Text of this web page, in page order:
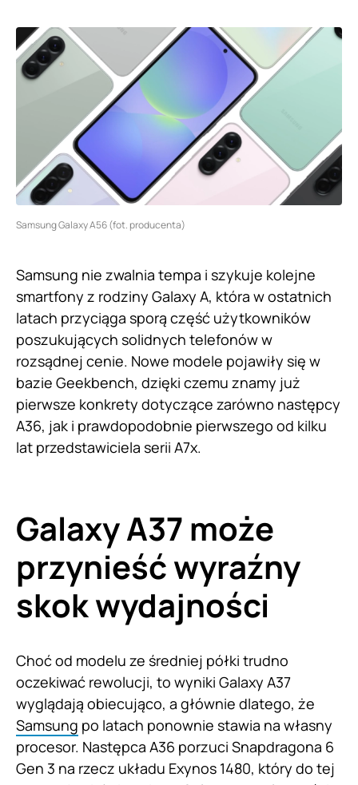
Samsung Galaxy A56 (fot. producenta)
Samsung nie zwalnia tempa i szykuje kolejne
smartfony z rodziny Galaxy A, która w ostatnich
latach przyciąga sporą część użytkowników
poszukujących solidnych telefonów w
rozsądnej cenie. Nowe modele pojawiły się w
bazie Geekbench, dzięki czemu znamy już
pierwsze konkrety dotyczące zarówno następcy
A36, jak i prawdopodobnie pierwszego od kilku
lat przedstawiciela serii A7x.
Galaxy A37 może
przynieść wyraźny
skok wydajności
Choć od modelu ze średniej półki trudno
oczekiwać rewolucji, to wyniki Galaxy A37
wyglądają obiecująco, a głównie dlatego, że
Samsung po latach ponownie stawia na własny
procesor. Następca A36 porzuci Snapdragona 6
Gen 3 na rzecz układu Exynos 1480, który do tej